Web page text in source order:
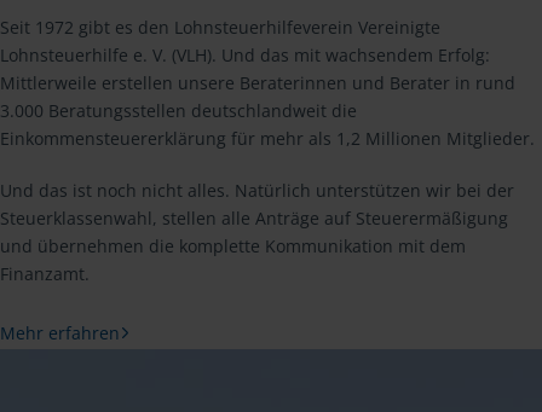
Seit 1972 gibt es den Lohnsteuerhilfeverein Vereinigte
Lohnsteuerhilfe e. V. (VLH). Und das mit wachsendem Erfolg:
Mittlerweile erstellen unsere Beraterinnen und Berater in rund
3.000 Beratungsstellen deutschlandweit die
Einkommensteuererklärung für mehr als 1,2 Millionen Mitglieder.
Und das ist noch nicht alles. Natürlich unterstützen wir bei der
Steuerklassenwahl, stellen alle Anträge auf Steuerermäßigung
und übernehmen die komplette Kommunikation mit dem
Finanzamt.
Mehr erfahren